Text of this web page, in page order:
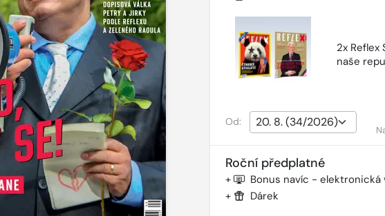
2x
naše
Od:
Roční předplatné
+ Bonus navíc - elektronická
+
Dárek